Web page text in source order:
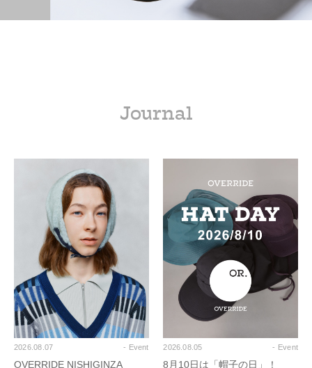
Journal
2026.08.07 - Event
OVERRIDE NISHIGINZA
2026.08.05 - Event
8月10日は「帽子の日」！